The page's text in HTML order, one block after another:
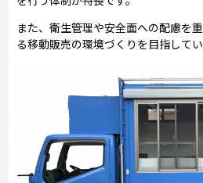
また、衛生管理や安全面への配慮を
る移動販売の環境づくりを目指してい